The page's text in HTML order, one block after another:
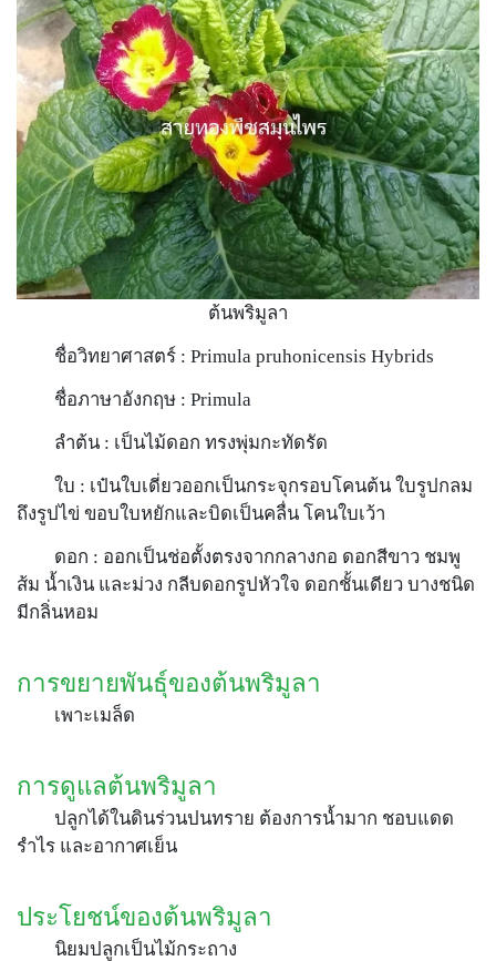
ชื่อวิทยาศาสตร์ : Primula pruhonicensis Hybrids
ชื่อภาษาอังกฤษ : Primula
ลำต้น : เป็นไม้ดอก ทรงพุ่มกะทัดรัด
ใบ : เป๋นใบเดี่ยวออกเป็นกระจุกรอบโคนต้น ใบรูปกลม
ถึงรูปไข่ ขอบใบหยักและบิดเป็นคลื่น โคนใบเว้า
ดอก : ออกเป็นช่อตั้งตรงจากกลางกอ ดอกสีขาว ชมพู
ส้ม น้ำเงิน และม่วง กลีบดอกรูปหัวใจ ดอกชั้นเดียว บางชนิด
มีกลิ่นหอม
ต้นพริมูลา
การขยายพันธุ์ของต้นพริมูลา
เพาะเมล็ด
การดูแลต้นพริมูลา
ปลูกได้ในดินร่วนปนทราย ต้องการน้ำมาก ชอบแดด
รำไร และอากาศเย็น
ประโยชน์ของต้นพริมูลา
นิยมปลูกเป็นไม้กระถาง